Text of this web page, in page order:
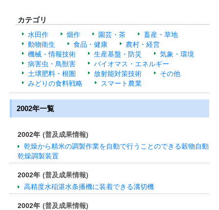
カテゴリ
水田作 畑作 園芸・茶
畜産・草地
動物衛生
食品・健康
農村・経営
機械・情報技術
生産基盤・防災
気象・環境
病害虫・鳥獣害
バイオマス・エネルギー
土壌肥料・根圏
放射能対策技術
その他
みどりの食料戦略
スマート農業
2002年一覧
2002年 (普及成果情報)
乾燥から精米の調製作業を自動で行うことのできる穀物自動
乾燥調製装置
2002年 (普及成果情報)
高精度水稲湛水条播機に装着できる溝切機
2002年 (普及成果情報)